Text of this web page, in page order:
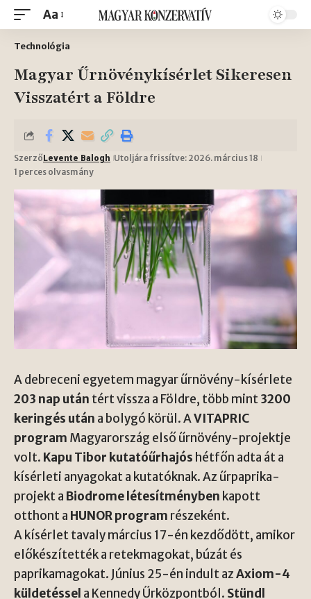
Aa
Technológia
Magyar Űrnövénykísérlet Sikeresen
Visszatért a Földre
Szerző Levente Balogh Utoljára frissítve: 2026. március 18
1 perces olvasmány
A debreceni egyetem magyar űrnövény-kísérlete
203 nap után tért vissza a Földre, több mint3200
keringés után a bolygó körül. AVITAPRIC
program Magyarország első űrnövény-projektje
volt. Kapu Tibor kutatóűrhajós hétfőn adta át a
kísérleti anyagokat a kutatóknak. Az űrpaprika-
projekt a Biodrome létesítményben kapott
otthont a HUNOR program részeként.
A kísérlet tavaly március 17-én kezdődött, amikor
előkészítették a retekmagokat, búzát és
paprikamagokat. Június 25-én indult azAxiom-4
küldetéssel a Kennedy Űrközpontból. Stündl